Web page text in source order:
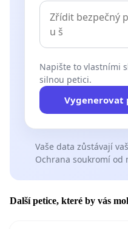
Napište to vlastními
silnou petici.
Vygenerovat
Vaše data zůstávají
Ochrana soukromí od
Další petice, které by vás